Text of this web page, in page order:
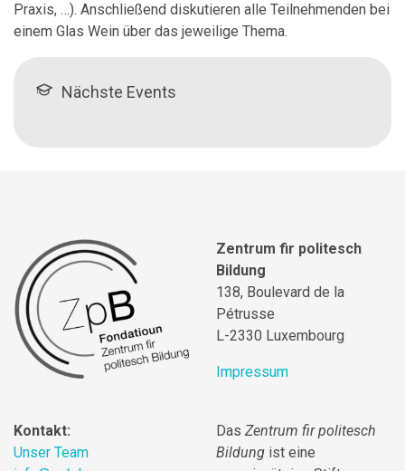
Praxis, …). Anschließend diskutieren alle Teilnehmenden bei
einem Glas Wein über das jeweilige Thema.
Nächste Events
Zentrum fir politesch
Bildung
138, Boulevard de la
Pétrusse
L-2330 Luxembourg
Impressum
Kontakt:
Unser Team
Das Zentrum fir politesch
Bildung ist eine